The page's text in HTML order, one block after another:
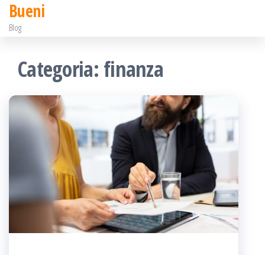
Salta
contenuto
Bueni
Blog
Categoria: finanza